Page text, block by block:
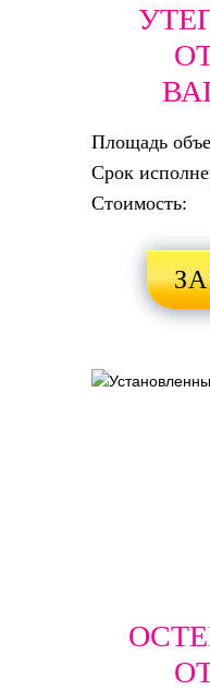
Площадь
Срок
Стоимость: